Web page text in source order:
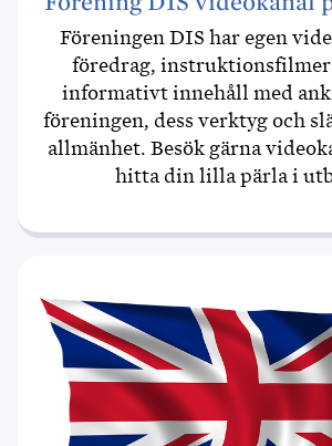
Föreningen DIS har egen
föredrag, instruktionsfilmer
informativt innehåll med
föreningen, dess verktyg och
allmänhet. Besök gärna
hitta din lilla pärla i